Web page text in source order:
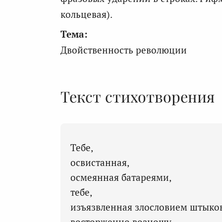
кольцевая).
Тема:
Двойственность революции
Текст стихотворения
Тебе,
освистанная,
осмеянная батареями,
тебе,
изъязвленная злословием